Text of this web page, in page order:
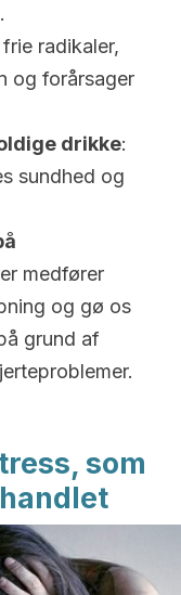
radikaler,
og forårsager
drikke:
sundhed og
medfører
og gø os
grund af
som